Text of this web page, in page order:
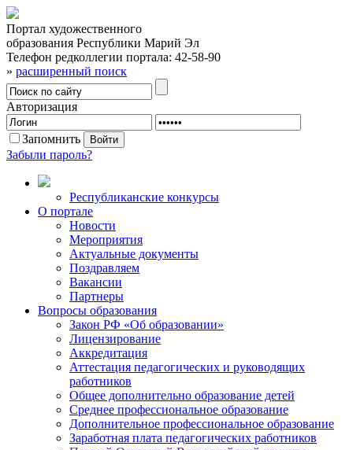
Портал художественного
образования Республики Марий Эл
Телефон редколлегии портала: 42-58-90
» расширенный поиск
Авторизация
Запомнить
Забыли пароль?
Республиканские конкурсы
О портале
Новости
Мероприятия
Актуальные документы
Поздравляем
Вакансии
Партнеры
Вопросы образования
Закон РФ «Об образовании»
Лицензирование
Аккредитация
Аттестация педагогических и руководящих
работников
Общее дополнительно образование детей
Среднее профессиональное образование
Дополнительное профессиональное образование
Заработная плата педагогических работников